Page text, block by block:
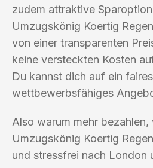
zudem attraktive
Umzugskönig Koertig
von einer transparenten
keine versteckten Kosten
Du kannst dich auf ein
wettbewerbsfähiges
Also warum mehr bezahlen,
Umzugskönig Koertig
und stressfrei nach London